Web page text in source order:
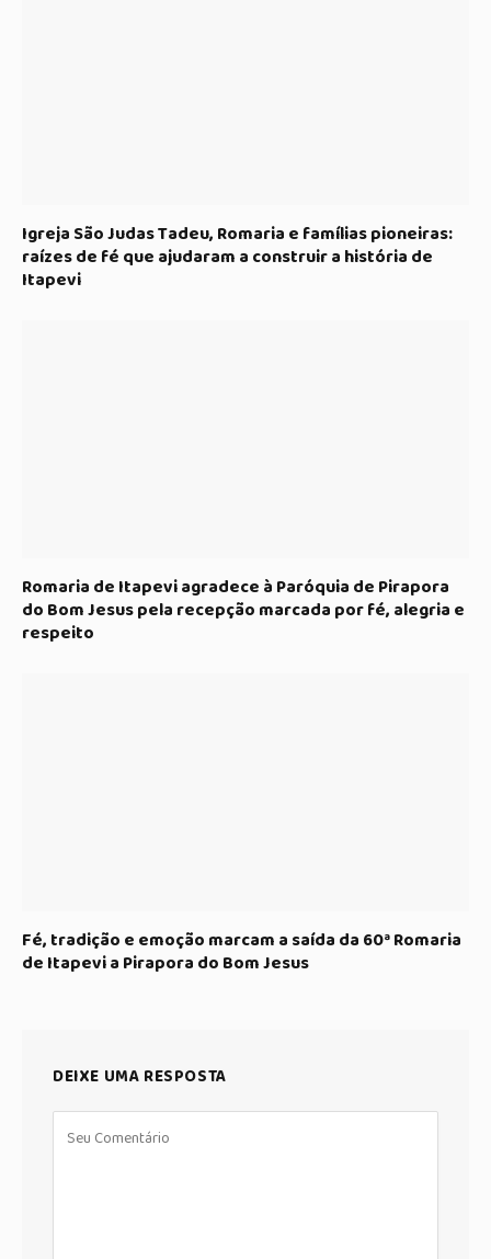
Igreja São Judas Tadeu, Romaria e famílias pioneiras:
raízes de fé que ajudaram a construir a história de
Itapevi
Romaria de Itapevi agradece à Paróquia de Pirapora
do Bom Jesus pela recepção marcada por fé, alegria e
respeito
Fé, tradição e emoção marcam a saída da 60ª Romaria
de Itapevi a Pirapora do Bom Jesus
DEIXE UMA RESPOSTA